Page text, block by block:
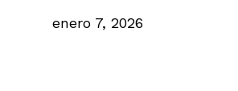
enero 7, 2026